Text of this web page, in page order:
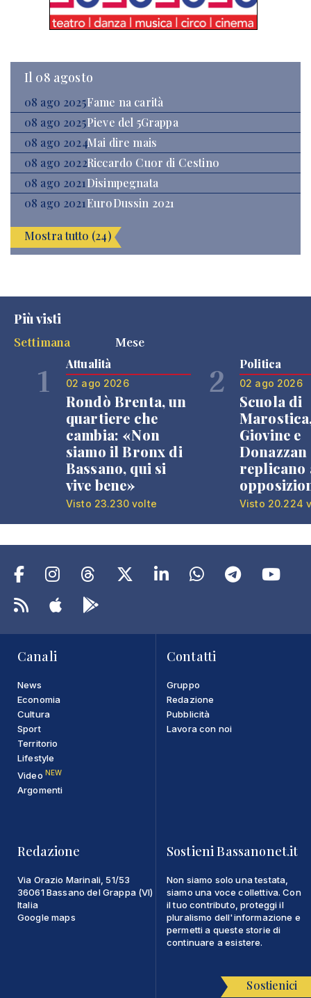
Il 08 agosto
08 ago 2025Fame na carità
08 ago 2025Pieve del 5Grappa
08 ago 2024Mai dire mais
08 ago 2022Riccardo Cuor di Cestino
08 ago 2021Disimpegnata
08 ago 2021EuroDussin 2021
Mostra tutto (24)
Più visti
Settimana
Mese
1 Attualità
02 ago 2026
Rondò Brenta, un
quartiere che
cambia: «Non
siamo il Bronx di
Bassano, qui si
vive bene»
Visto 23.230 volte
2 Politica
02 ago 2026
Scuola di
Giovine e
Donazzan
replicano
Visto 20.224
Canali
News
Economia
Cultura
Sport
Territorio
Lifestyle
Video NEW
Argomenti
Contatti
Gruppo
Redazione
Pubblicità
Lavora con noi
Redazione
Via Orazio Marinali, 51/53
36061 Bassano del Grappa (VI)
Italia
Google maps
Sostieni Bassanonet.it
Non siamo solo una testata,
siamo una voce collettiva. Con
il tuo contributo, proteggi il
pluralismo dell'informazione e
permetti a queste storie di
continuare a esistere.
Sostienici